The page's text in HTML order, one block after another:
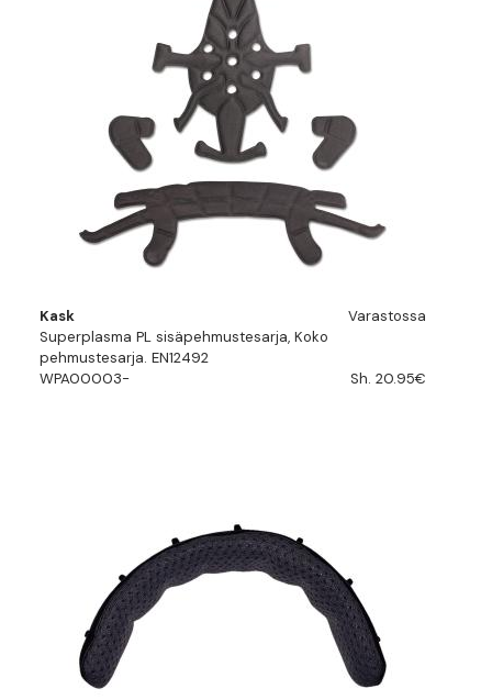
Kask
Varastossa
Superplasma PL sisäpehmustesarja, Koko
pehmustesarja. EN12492
WPA00003-
Sh. 20.95€